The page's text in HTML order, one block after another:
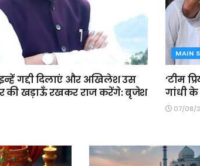
इन्हें गद्दी दिलाएं और अखिलेश उस
की खड़ाऊँ रखकर राज करेंगे: बृजेश
MAIN
‘टीम
गांधी
07/08/